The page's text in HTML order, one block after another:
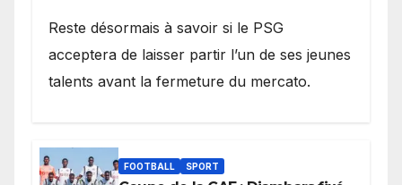
Reste désormais à savoir si le PSG
acceptera de laisser partir l’un de ses jeunes
talents avant la fermeture du mercato.
FOOTBALL SPORT